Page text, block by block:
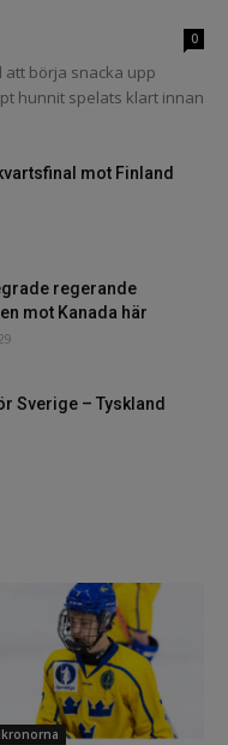
0
att börja snacka upp
hunnit spelats klart innan
mot Finland
regerande
mot Kanada här
Sverige – Tyskland